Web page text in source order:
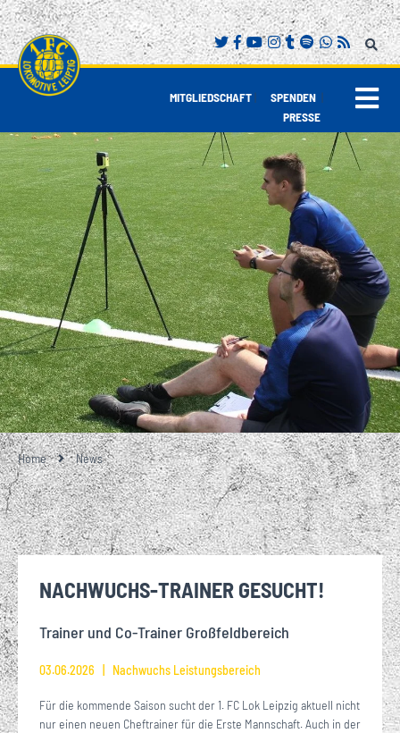
MITGLIEDSCHAFT| SPENDEN |
PRESSE
Home News
NACHWUCHS-TRAINER GESUCHT!
Trainer und Co-Trainer Großfeldbereich
03.06.2026 Nachwuchs Leistungsbereich
Für die kommende Saison sucht der 1. FC Lok Leipzig aktuell nicht
nur einen neuen Cheftrainer für die Erste Mannschaft. Auch in der